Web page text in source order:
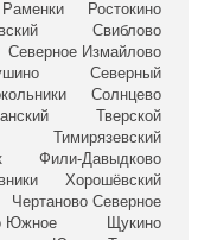
Раменки
Ростокино
Свиблово
Северное Измайлово
Северный
Солнцево
Тверской
Тимирязевский
Фили-Давыдково
Хорошёвский
Чертаново Северное
Южное
Щукино